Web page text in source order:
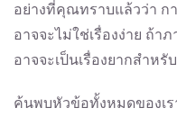
อย่างที่คุณทราบแล้วว่า ก
อาจจะไม่ใช่เรื่องง่าย ถ้
อาจจะเป็นเรื่องยากสำห
ค้นพบหัวข้อทั้งหมดของเ